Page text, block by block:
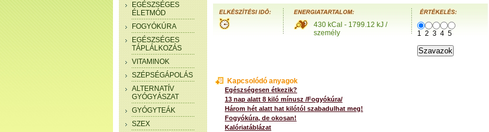
EGÉSZSÉGES
ÉLETMÓD
FOGYÓKÚRA
EGÉSZSÉGES
TÁPLÁLKOZÁS
VITAMINOK
SZÉPSÉGÁPOLÁS
ALTERNATÍV
GYÓGYÁSZAT
GYÓGYTEÁK
SZEX
430 kCal - 1799.12 kJ /
személy
1 2 3 4 5
Kapcsolódó anyagok
Egészségesen étkezik?
13 nap alatt 8 kiló mínusz /Fogyókúra/
Három hét alatt hat kilótól szabadulhat meg!
Fogyókúra, de okosan!
Kalóriatáblázat